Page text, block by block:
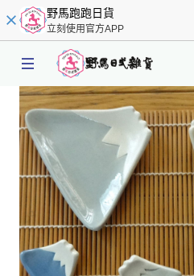
野馬跑跑日貨
立刻使用官方APP